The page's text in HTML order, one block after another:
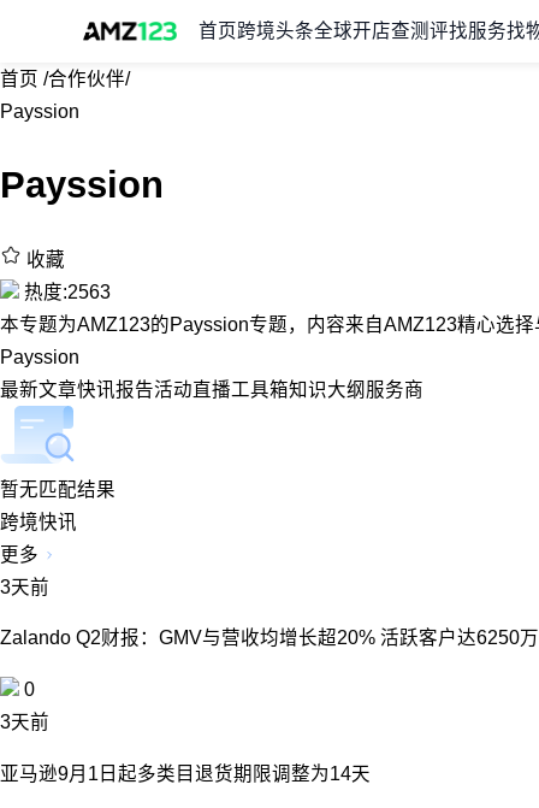
首页 跨境头条全球开店查测评找服务找
首页 /合作伙伴/
Payssion
Payssion
收藏
热度:2563
本专题为AMZ123的Payssion专题，内容来自AMZ123精心选
Payssion
最新文章快讯报告活动直播工具箱知识大纲 服务商
暂无匹配结果
跨境快讯
更多
3天前
Zalando Q2财报：GMV与营收均增长超20% 活跃客户达6250万
0
3天前
亚马逊9月1日起多类目退货期限调整为14天